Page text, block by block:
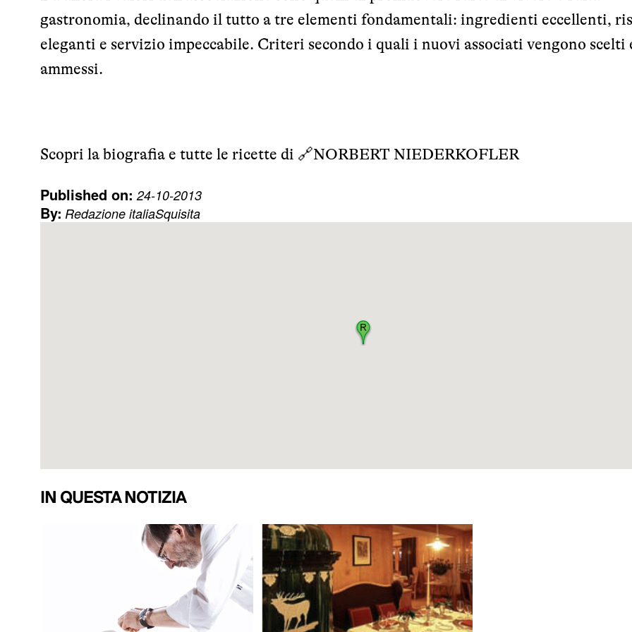
gastronomia, declinando il tutto a tre elementi fondamentali: ingredienti eccellenti,
eleganti e servizio impeccabile. Criteri secondo i quali i nuovi associati vengono scelti
ammessi.
Scopri la biografia e tutte le ricette di 🔗NORBERT NIEDERKOFLER
Published on: 24-10-2013
By: Redazione italiaSquisita
IN QUESTA NOTIZIA